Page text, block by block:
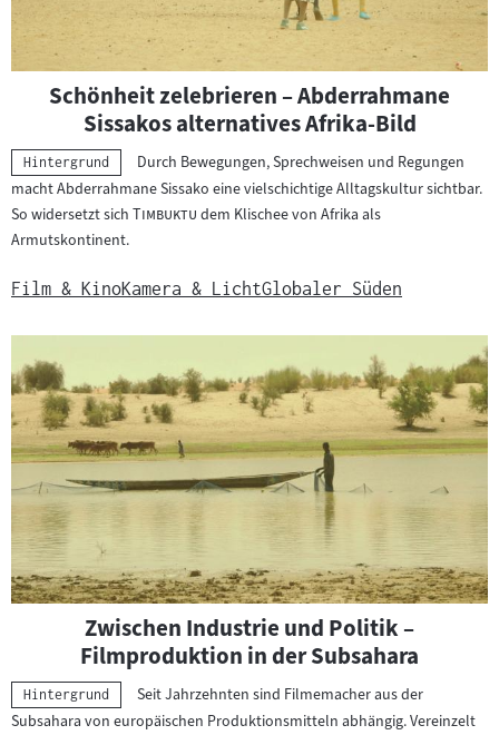
Schönheit zelebrieren – Abderrahmane
Sissakos alternatives Afrika-Bild
Kategorie:
Hintergrund
Durch Bewegungen, Sprechweisen und Regungen
macht Abderrahmane Sissako eine vielschichtige Alltagskultur sichtbar.
So widersetzt sich "
Timbuktu "dem Klischee von Afrika als
Armutskontinent.
Film & KinoKamera & LichtGlobaler Süden
Zwischen Industrie und Politik –
Filmproduktion in der Subsahara
Kategorie:
Hintergrund
Seit Jahrzehnten sind Filmemacher aus der
Subsahara von europäischen Produktionsmitteln abhängig. Vereinzelt